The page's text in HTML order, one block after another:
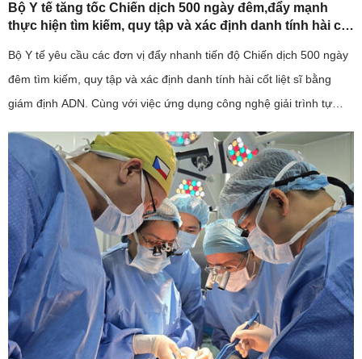
Bộ Y tế tăng tốc Chiến dịch 500 ngày đêm,đẩy mạnh
thực hiện tìm kiếm, quy tập và xác định danh tính hài cốt
Bộ Y tế yêu cầu các đơn vị đẩy nhanh tiến độ Chiến dịch 500 ngày
đêm tìm kiếm, quy tập và xác định danh tính hài cốt liệt sĩ bằng
giám định ADN. Cùng với việc ứng dụng công nghệ giải trình tự